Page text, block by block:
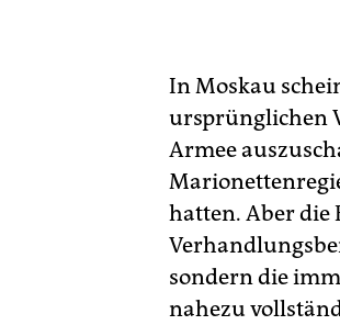
In Moskau
ursprünglichen
Armee
hatten. Aber die
sondern die
nahezu